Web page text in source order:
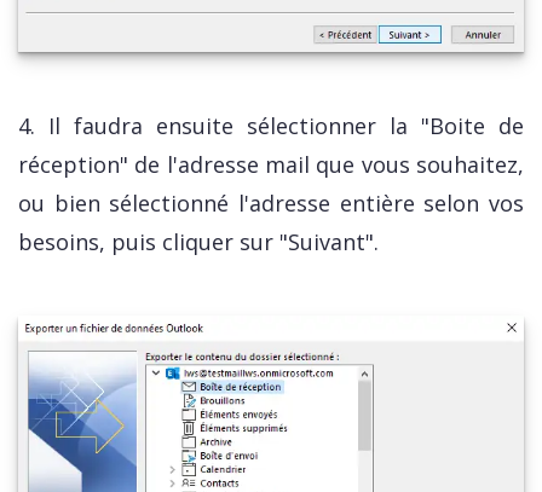
4. Il faudra ensuite sélectionner la "Boite de
réception" de l'adresse mail que vous souhaitez,
ou bien sélectionné l'adresse entière selon vos
besoins, puis cliquer sur "Suivant".